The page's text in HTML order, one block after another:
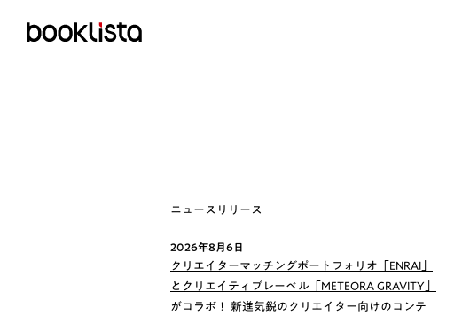
ニュースリリース
2026年8月6日
クリエイターマッチングポートフォリオ「ENRAI」
とクリエイティブレーベル「METEORA GRAVITY」
がコラボ！ 新進気鋭のクリエイター向けのコンテ